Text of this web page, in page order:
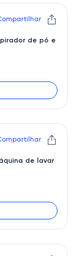
de pó e
de lavar